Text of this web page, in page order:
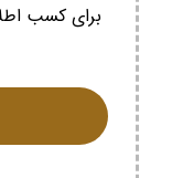
برای کسب